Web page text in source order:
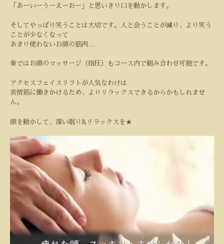
「あーいーうーえーおー」と思いきり口を動かします。
そしてやっぱり笑うことは大切です。人と会うことが減り、より笑う
ことが少なくなって
あまり使わないお顔の筋肉 …
奏ではお顔のマッサージ（指圧）もコース内で組み合わせ可能です。
アクセスフェイスリフトが人気なわけは
表情筋に働きかけるため、よりリラックスできるからかもしれませ
ん。
顔を動かして、深い眠り & リラックスを ★